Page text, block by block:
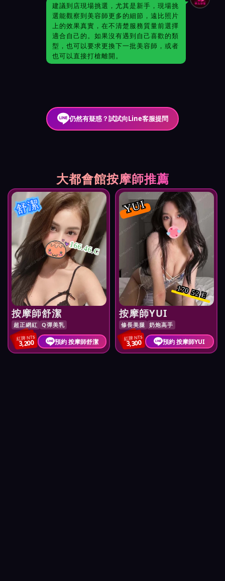
建議到店現場挑選，尤其是新手，現場挑
選能觀察到美容師更多的細節，遠比照片
上的效果真實，在不清楚服務質量前選擇
適合自己的。如果沒有遇到自己喜歡的類
型，也可以要求更換下一批美容師，或者
也可以直接打槍離開。
仍然有疑惑？試試向Line客服提問
大都會館按摩師推薦
舒潔
166.46.C
按摩師舒潔
超正網紅 Q彈美乳
紅牌 NT$
3,200 預約 按摩師舒潔
YUI
170 52 E
按摩師YUI
修長美腿 奶炮高手
紅牌 NT$
3,300 預約 按摩師YUI